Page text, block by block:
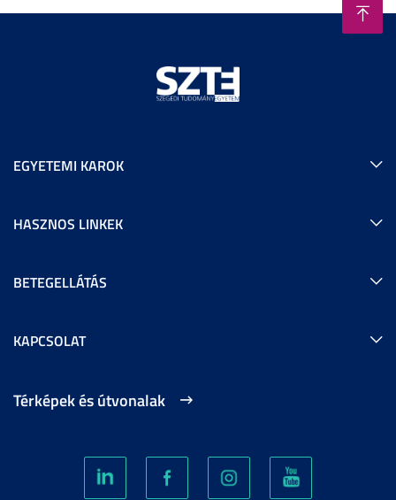
EGYETEMI KAROK
HASZNOS LINKEK
BETEGELLÁTÁS
KAPCSOLAT
Térképek és útvonalak